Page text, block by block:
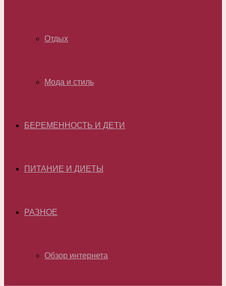
Отдых
Мода и стиль
БЕРЕМЕННОСТЬ И ДЕТИ
ПИТАНИЕ И ДИЕТЫ
РАЗНОЕ
Обзор интернета